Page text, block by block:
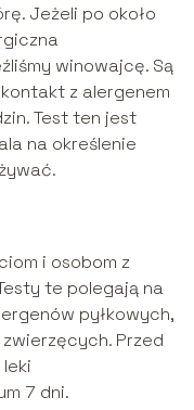
Jeżeli po około
winowajcę. Są
z alergenem
Test ten jest
na określenie
i osobom z
te polegają na
pyłkowych,
Przed
7 dni.